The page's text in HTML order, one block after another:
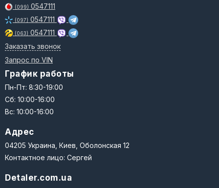
(099) 0547111
(097) 0547111
(063) 0547111
Заказать звонок
Запрос по VIN
График работы
Пн-Пт: 8:30-19:00
Сб: 10:00-16:00
Вс: 10:00-16:00
Адрес
04205 Украина, Киев, Оболонская 12
Контактное лицо: Сергей
Detaler.com.ua